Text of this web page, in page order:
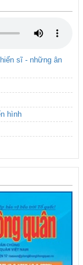
sĩ - những ân
hình